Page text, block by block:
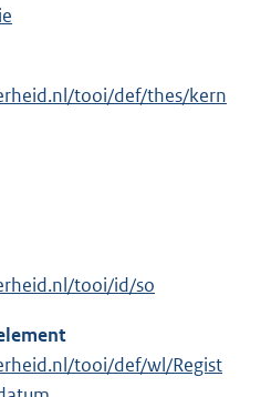
tooi/def/thes/kern
tooi/id/so
tooi/def/wl/Regist